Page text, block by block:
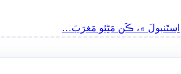
اِستَنبولَ ۾، ڪَن مَڻِئو مَغرَبَ…